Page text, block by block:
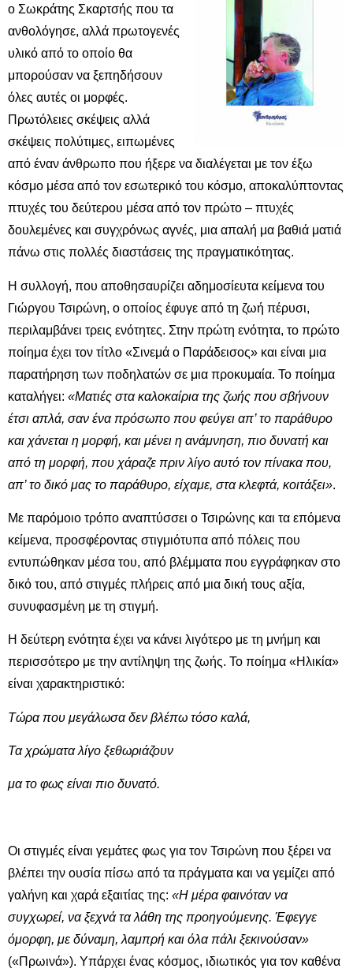
ο Σωκράτης Σκαρτσής που τα
ανθολόγησε, αλλά πρωτογενές
υλικό από το οποίο θα
μπορούσαν να ξεπηδήσουν
όλες αυτές οι μορφές.
Πρωτόλειες σκέψεις αλλά
σκέψεις πολύτιμες, ειπωμένες
από έναν άνθρωπο που ήξερε να διαλέγεται με τον έξω
κόσμο μέσα από τον εσωτερικό του κόσμο, αποκαλύπτοντας
πτυχές του δεύτερου μέσα από τον πρώτο – πτυχές
δουλεμένες και συγχρόνως αγνές, μια απαλή μα βαθιά ματιά
πάνω στις πολλές διαστάσεις της πραγματικότητας.
Η συλλογή, που αποθησαυρίζει αδημοσίευτα κείμενα του
Γιώργου Τσιρώνη, ο οποίος έφυγε από τη ζωή πέρυσι,
περιλαμβάνει τρεις ενότητες. Στην πρώτη ενότητα, το πρώτο
ποίημα έχει τον τίτλο «Σινεμά ο Παράδεισος» και είναι μια
παρατήρηση των ποδηλατών σε μια προκυμαία. Το ποίημα
καταλήγει: «Ματιές στα καλοκαίρια της ζωής που σβήνουν
έτσι απλά, σαν ένα πρόσωπο που φεύγει απ’ το παράθυρο
και χάνεται η μορφή, και μένει η ανάμνηση, πιο δυνατή και
από τη μορφή, που χάραζε πριν λίγο αυτό τον πίνακα που,
απ’ το δικό μας το παράθυρο, είχαμε, στα κλεφτά, κοιτάξει».
Με παρόμοιο τρόπο αναπτύσσει ο Τσιρώνης και τα επόμενα
κείμενα, προσφέροντας στιγμιότυπα από πόλεις που
εντυπώθηκαν μέσα του, από βλέμματα που εγγράφηκαν στο
δικό του, από στιγμές πλήρεις από μια δική τους αξία,
συνυφασμένη με τη στιγμή.
Η δεύτερη ενότητα έχει να κάνει λιγότερο με τη μνήμη και
περισσότερο με την αντίληψη της ζωής. Το ποίημα «Ηλικία»
είναι χαρακτηριστικό:
Τώρα που μεγάλωσα δεν βλέπω τόσο καλά,
Τα χρώματα λίγο ξεθωριάζουν
μα το φως είναι πιο δυνατό.
Οι στιγμές είναι γεμάτες φως για τον Τσιρώνη που ξέρει να
βλέπει την ουσία πίσω από τα πράγματα και να γεμίζει από
γαλήνη και χαρά εξαιτίας της: «Η μέρα φαινόταν να
συγχωρεί, να ξεχνά τα λάθη της προηγούμενης. Έφεγγε
όμορφη, με δύναμη, λαμπρή και όλα πάλι ξεκινούσαν»
(«Πρωινά»). Υπάρχει ένας κόσμος, ιδιωτικός για τον καθένα